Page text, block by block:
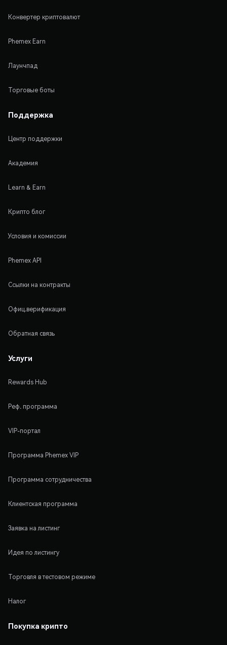
Конвертер криптовалют
Phemex Earn
Лаунчпад
Торговые боты
Поддержка
Центр поддержки
Академия
Learn & Earn
Крипто блог
Условия и комиссии
Phemex API
Ссылки на контракты
Офиц.верификация
Обратная связь
Услуги
Rewards Hub
Реф. программа
VIP-портал
Программа Phemex VIP
Программа сотрудничества
Клиентская программа
Заявка на листинг
Идея по листингу
Торговля в тестовом режиме
Налог
Покупка крипто